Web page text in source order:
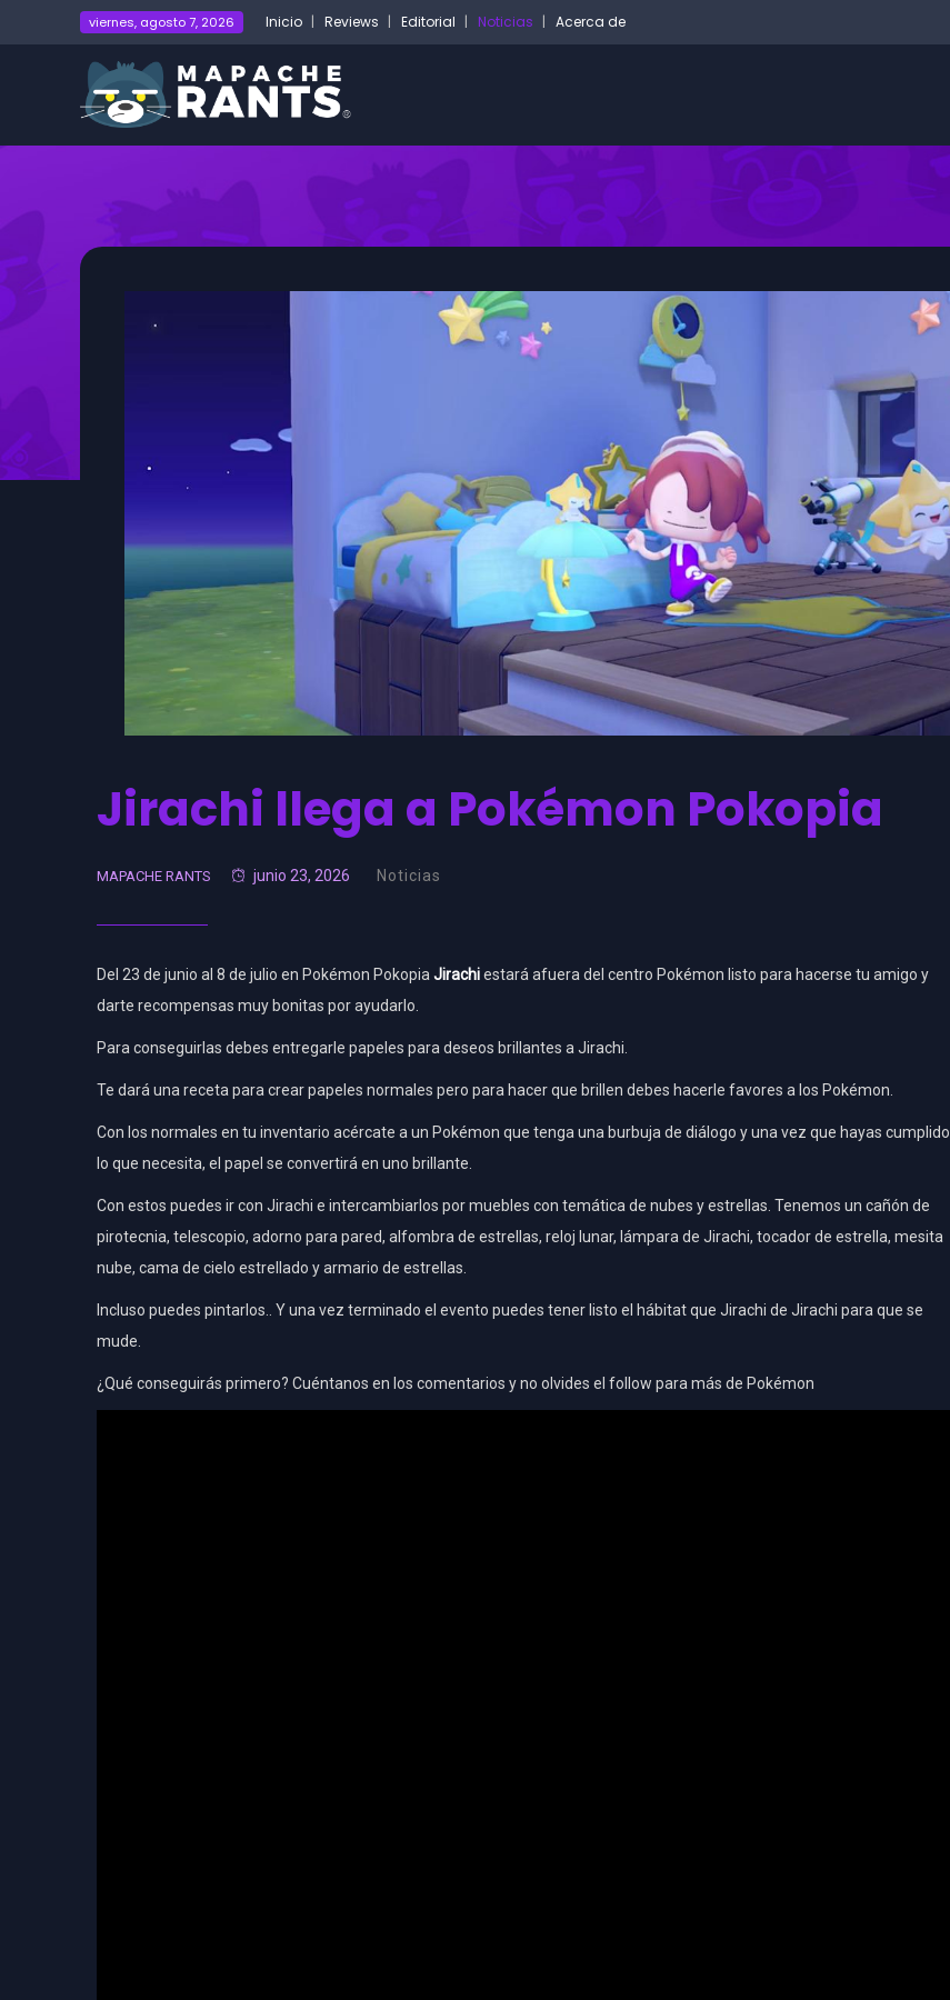
viernes, agosto 7, 2026 Inicio Reviews Editorial Noticias Acerca de
Jirachi llega a Pokémon Pokopia
MAPACHE RANTS junio 23, 2026 Noticias
Del 23 de junio al 8 de julio en Pokémon Pokopia Jirachiestará afuera del centro Pokémon listo para hacerse tu amigo y
darte recompensas muy bonitas por ayudarlo.
Para conseguirlas debes entregarle papeles para deseos brillantes a Jirachi.
Te dará una receta para crear papeles normales pero para hacer que brillen debes hacerle favores a los Pokémon.
Con los normales en tu inventario acércate a un Pokémon que tenga una burbuja de diálogo y una vez que hayas cumplido
lo que necesita, el papel se convertirá en uno brillante.
Con estos puedes ir con Jirachi e intercambiarlos por muebles con temática de nubes y estrellas. Tenemos un cañón de
pirotecnia, telescopio, adorno para pared, alfombra de estrellas, reloj lunar, lámpara de Jirachi, tocador de estrella, mesita
nube, cama de cielo estrellado y armario de estrellas.
Incluso puedes pintarlos.. Y una vez terminado el evento puedes tener listo el hábitat que Jirachi de Jirachi para que se
mude.
¿Qué conseguirás primero? Cuéntanos en los comentarios y no olvides el follow para más de Pokémon